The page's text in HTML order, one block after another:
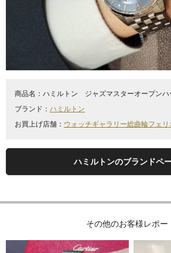
商品名： ハミルトン ジャズマスターオープンハ
ブランド： ハミルトン
お買上げ店舗： ウォッチギャラリー総曲輪フェリ
ハミルトンのブランドペ
その他のお客様レポー